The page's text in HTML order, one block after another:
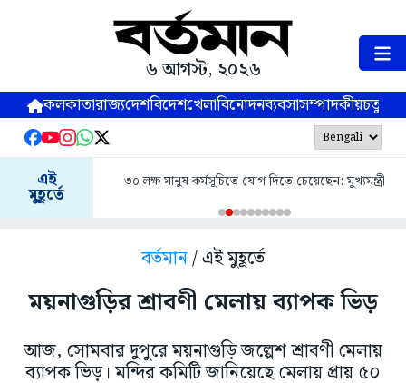
৬ আগস্ট, ২০২৬
কলকাতারাজ্যদেশবিদেশখেলাবিনোদনব্যবসাসম্পাদকীয়
এই
মুহূর্তে
৩০ লক্ষ মানুষ কর্মসূচিতে যোগ দিতে চেয়েছেন: মুখ্যমন্ত্রী
বর্তমান/ এই মুহূর্তে
ময়নাগুড়ির শ্রাবণী মেলায় ব্যাপক ভিড়
আজ, সোমবার দুপুরে ময়নাগুড়ি জল্পেশ শ্রাবণী মেলায়
ব্যাপক ভিড়। মন্দির কমিটি জানিয়েছে মেলায় প্রায় ৫০